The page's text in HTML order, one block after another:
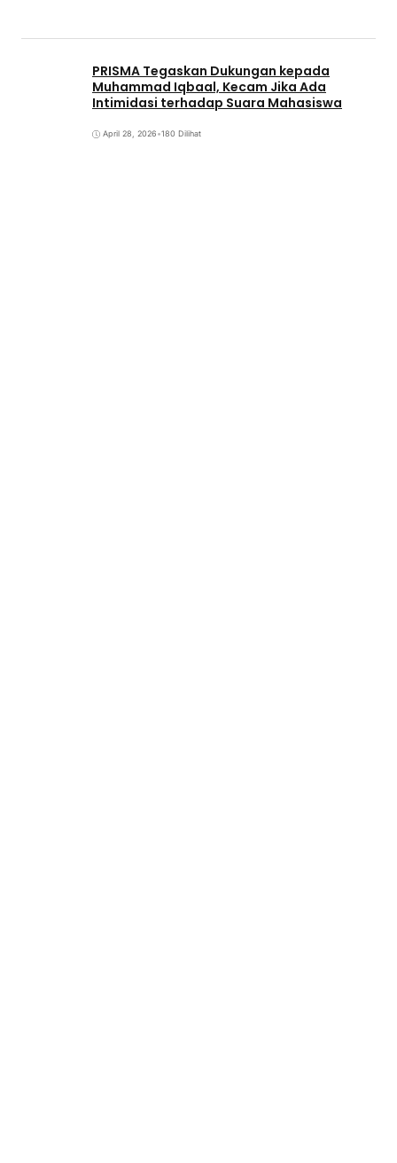
PRISMA Tegaskan Dukungan kepada
Muhammad Iqbaal, Kecam Jika Ada
Intimidasi terhadap Suara Mahasiswa
April 28, 2026•180 Dilihat